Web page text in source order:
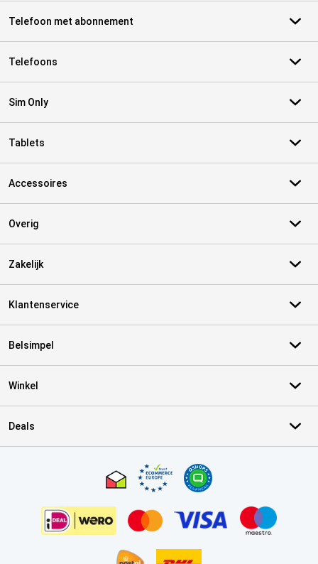
Telefoon met abonnement
Telefoons
Sim Only
Tablets
Accessoires
Overig
Zakelijk
Klantenservice
Belsimpel
Winkel
Deals